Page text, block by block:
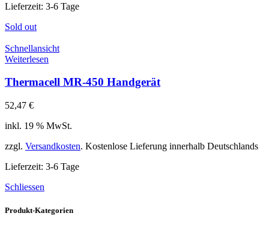
Lieferzeit: 3-6 Tage
Sold out
Schnellansicht
Weiterlesen
Thermacell MR-450 Handgerät
52,47 €
inkl. 19 % MwSt.
zzgl. Versandkosten. Kostenlose Lieferung innerhalb Deutschlands
Lieferzeit: 3-6 Tage
Schliessen
Produkt-Kategorien